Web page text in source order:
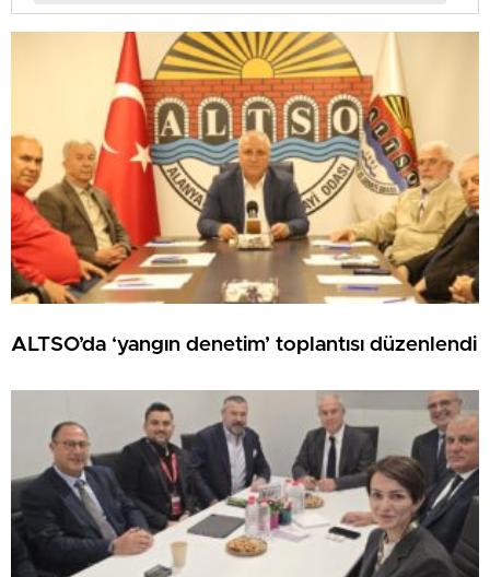
ALTSO’da ‘yangın denetim’ toplantısı düzenlendi